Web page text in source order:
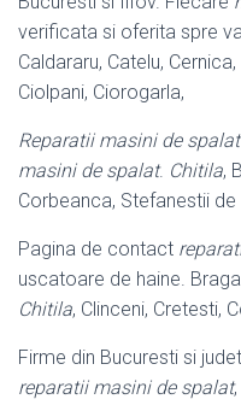
verificata si oferita spre
Caldararu, Catelu, Cernica,
Ciolpani, Ciorogarla,
Reparatii masini de spalat
masini de spalat. Chitila,
Corbeanca, Stefanestii
Pagina de contact
uscatoare de haine.
Chitila, Clinceni, Cretesti,
Firme din Bucuresti si
reparatii masini de spalat